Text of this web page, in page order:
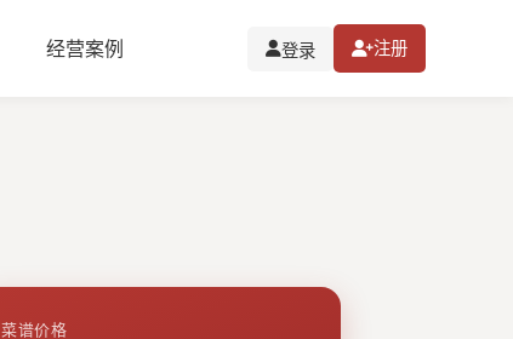
经营案例 登录 注册
菜谱价格